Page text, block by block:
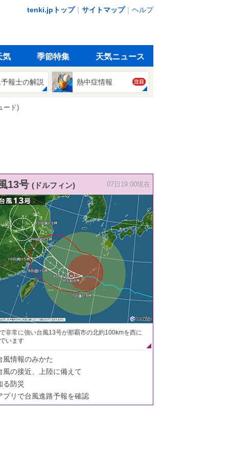
tenki.jpトップ｜ サイトマップ｜ ヘルプ
気 季節特集 天気ニュース
報士の解説 熱中症情報 注目
ード)
13号 (ドルフィン) 07日19:00現在
非常に強い台風13号が那覇市の北約100kmを西に
います
風情報のみかた
風の接近、上陸に備えて
る防災
プリで台風進路予報を確認